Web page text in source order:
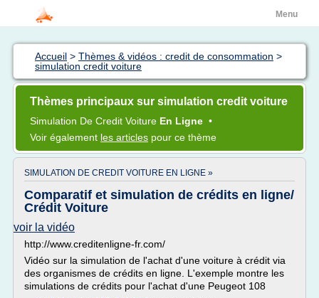
Menu
Accueil > Thèmes & vidéos : credit de consommation >
simulation credit voiture
Thèmes principaux sur simulation credit voiture
Simulation De Credit Voiture En Ligne •
Voir également les articles pour ce thème
SIMULATION DE CREDIT VOITURE EN LIGNE »
Comparatif et simulation de crédits en ligne/
Crédit Voiture
voir la vidéo
http://www.creditenligne-fr.com/
Vidéo sur la simulation de l'achat d'une voiture à crédit via
des organismes de crédits en ligne. L'exemple montre les
simulations de crédits pour l'achat d'une Peugeot 108